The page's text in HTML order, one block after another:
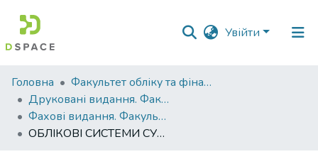
Увійти
Фонди
та
зібрання
Пошук за критеріями
Головна
Факультет обліку та фінансів
Друковані видання. Факультет обліку та фінансів
Фахові видання. Факультет обліку та фінансів
ОБЛІКОВІ СИСТЕМИ СУБ’ЄКТІВ ГОСПОДАРЮВАННЯ: МЕТОДОЛОГІЧНЕ ЗАБЕЗПЕЧЕННЯ ЇХ ФУНКЦІОНУВАННЯ